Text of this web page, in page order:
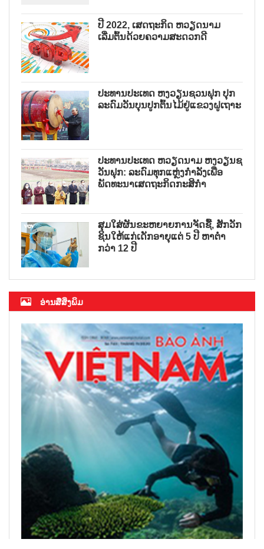
ປີ 2022, ເສດຖະກິດ ຫວຽດນາມ
ເລີ່ມຕົ້ນດ້ວຍຄວາມສະດວກດີ
ປະທານປະເທດ ຫງວຽນຊວນຟຸກ ປຸກ
ລະດົມວັນບຸນປູກຕົ້ນໄມ້ຢູ່ແຂວງຝູເຖາະ
ປະທານປະເທດ ຫວຽດນາມ ຫງວຽນຊ
ວັນຟຸກ: ລະດົມທຸກແຫຼ່ງກຳລັງເພື່ອ
ພັດທະນາເສດຖະກິດກະສິກຳ
ສຸມໃສ່ຜັນຂະຫຍາຍການຈັດຊື້, ສັກວັກ
ຊິນໃຫ້ແກ່ເດັກອາຍຸແຕ່ 5 ປີ ຫາຕ່ຳ
ກວ່າ 12 ປີ
ອ່ານສື່ສິ່ງພິມ